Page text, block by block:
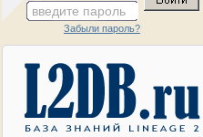
введите пароль
Забыли пароль?